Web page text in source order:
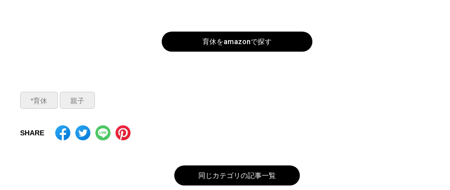
育休をamazonで探す
*育休 親子
SHARE
同じカテゴリの記事一覧